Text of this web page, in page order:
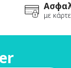
με